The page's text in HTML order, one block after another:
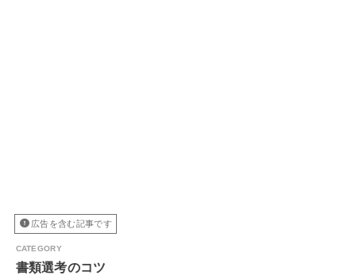
広告を含む記事です
書類選考のコツ